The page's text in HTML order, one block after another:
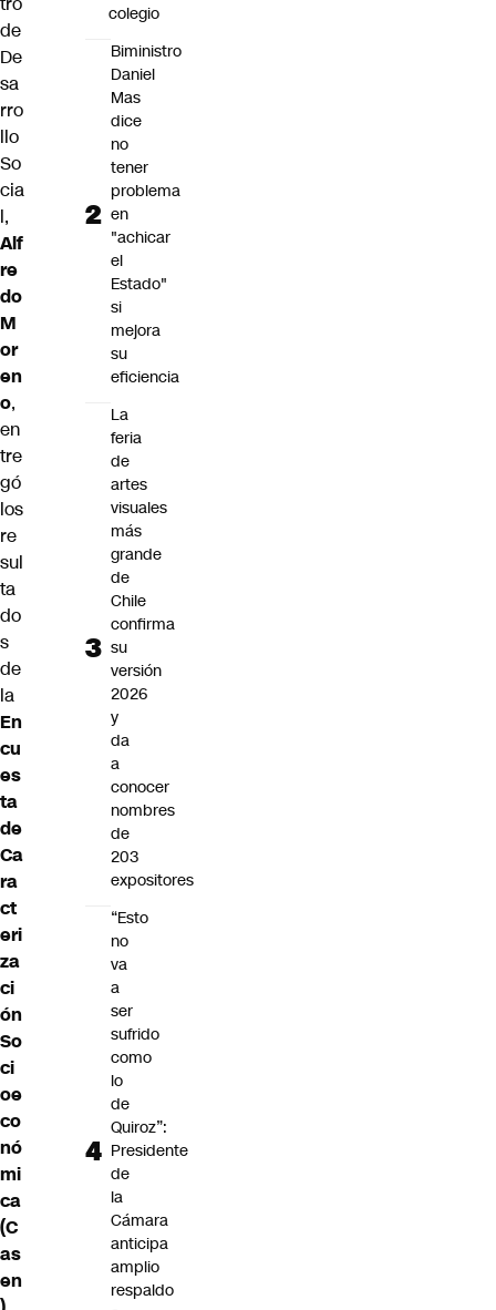
de
De
sa
rro
llo
So
cia
l,
Alf
re
do
M
or
en
o,
en
tre
gó
los
re
sul
ta
do
s
de
la
En
cu
es
ta
de
Ca
ra
ct
eri
za
ci
ón
So
ci
oe
co
nó
mi
ca
(C
as
en
colegio
Biministro
Daniel
Mas
dice
no
tener
problema
en
"achicar
el
Estado"
si
mejora
su
eficiencia
La
feria
de
artes
visuales
más
grande
de
Chile
confirma
su
versión
2026
y
da
a
conocer
nombres
de
203
expositores
“Esto
no
va
a
ser
sufrido
como
lo
de
Quiroz”:
Presidente
de
la
Cámara
anticipa
amplio
respaldo